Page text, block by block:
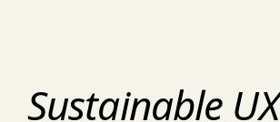
Sustainable UX